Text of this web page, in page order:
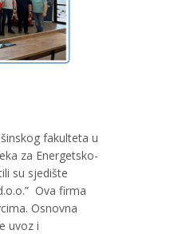
fakulteta u
za Energetsko-
su sjedište
Ova firma
Osnovna
uvoz i